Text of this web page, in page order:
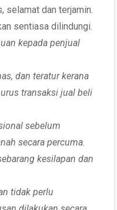
selamat dan terjamin.
sentiasa dilindungi.
kepada penjual
dan teratur kerana
transaksi jual beli
sebelum
secara percuma.
kesilapan dan
tidak perlu